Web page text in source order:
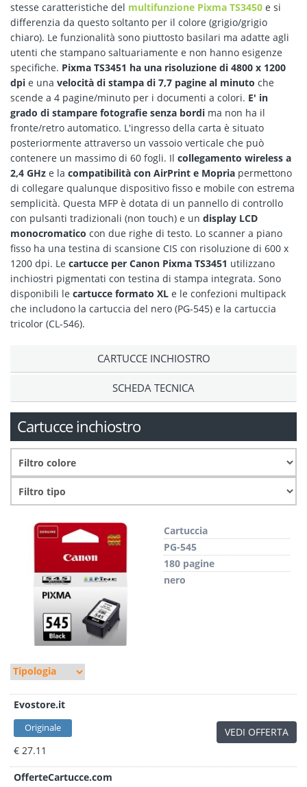
stesse caratteristiche del multifunzione Pixma TS3450 e si
differenzia da questo soltanto per il colore (grigio/grigio
chiaro). Le funzionalità sono piuttosto basilari ma adatte agli
utenti che stampano saltuariamente e non hanno esigenze
specifiche. Pixma TS3451 ha una risoluzione di 4800 x 1200
dpi e una velocità di stampa di 7,7 pagine al minuto che
scende a 4 pagine/minuto per i documenti a colori. E' in
grado di stampare fotografie senza bordi ma non ha il
fronte/retro automatico. L'ingresso della carta è situato
posteriormente attraverso un vassoio verticale che può
contenere un massimo di 60 fogli. Il collegamento wireless a
2,4 GHz e la compatibilità con AirPrint e Mopria permettono
di collegare qualunque dispositivo fisso e mobile con estrema
semplicità. Questa MFP è dotata di un pannello di controllo
con pulsanti tradizionali (non touch) e un display LCD
monocromatico con due righe di testo. Lo scanner a piano
fisso ha una testina di scansione CIS con risoluzione di 600 x
1200 dpi. Le cartucce per Canon Pixma TS3451 utilizzano
inchiostri pigmentati con testina di stampa integrata. Sono
disponibili le cartucce formato XL e le confezioni multipack
che includono la cartuccia del nero (PG-545) e la cartuccia
tricolor (CL-546).
CARTUCCE INCHIOSTRO
SCHEDA TECNICA
Cartucce inchiostro
Cartuccia
PG-545
180 pagine
nero
Evostore.it
Originale
€ 27.11
VEDI OFFERTA
OfferteCartucce.com